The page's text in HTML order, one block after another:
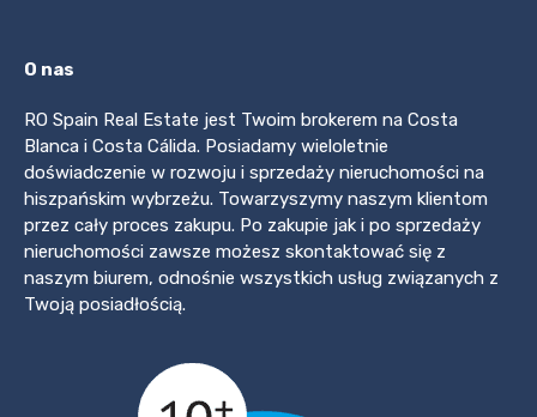
O nas
RO Spain Real Estate jest Twoim brokerem na Costa
Blanca i Costa Cálida. Posiadamy wieloletnie
doświadczenie w rozwoju i sprzedaży nieruchomości na
hiszpańskim wybrzeżu. Towarzyszymy naszym klientom
przez cały proces zakupu. Po zakupie jak i po sprzedaży
nieruchomości zawsze możesz skontaktować się z
naszym biurem, odnośnie wszystkich usług związanych z
Twoją posiadłością.